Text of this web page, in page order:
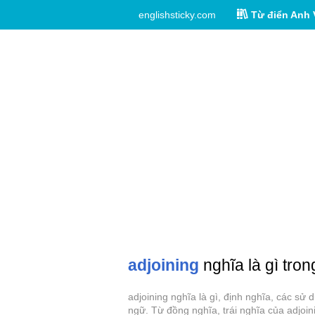
englishsticky.com Từ điển Anh
adjoining nghĩa là gì
adjoining nghĩa là gì, định nghĩa, các sử
ngữ. Từ đồng nghĩa, trái nghĩa của